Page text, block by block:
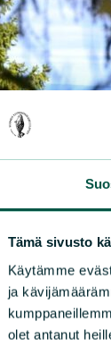
Tämä sivusto
Käytämme
ja
olet antanut